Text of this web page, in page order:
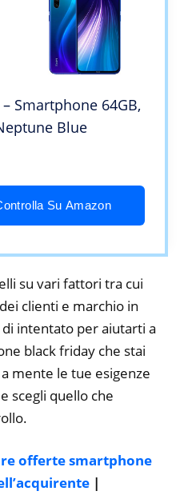
Smartphone 64GB,
Blue
Su Amazon
su vari fattori tra cui
clienti e marchio in
intentato per aiutarti a
black friday che stai
mente le tue esigenze
scegli quello che
offerte smartphone
|